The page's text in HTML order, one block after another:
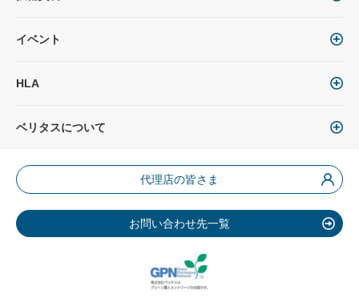
イベント
HLA
ベリタスについて
代理店の皆さま
お問い合わせ先一覧